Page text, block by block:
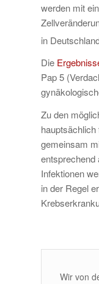
werden mit
in
Die
Pap 5
Zu den
gemeinsam
entsprechend
Infektionen
in der Regel
Wir von